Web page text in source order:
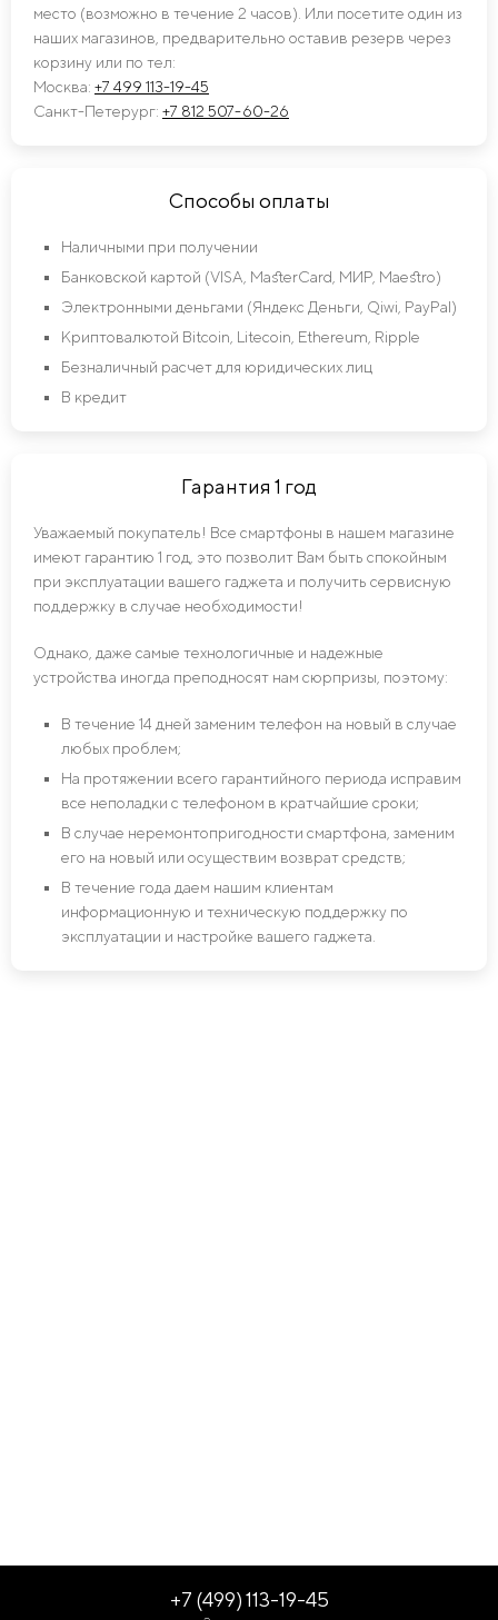
место (возможно в течение 2 часов). Или посетите один из
наших магазинов, предварительно оставив резерв через
корзину или по тел:
Москва: +7 499 113-19-45
Санкт-Петерург: +7 812 507-60-26
Способы оплаты
Наличными при получении
Банковской картой (VISA, MasterCard, МИР, Maestro)
Электронными деньгами (Яндекс Деньги, Qiwi, PayPal)
Криптовалютой Bitcoin, Litecoin, Ethereum, Ripple
Безналичный расчет для юридических лиц
В кредит
Гарантия 1 год
Уважаемый покупатель! Все смартфоны в нашем магазине
имеют гарантию 1 год, это позволит Вам быть спокойным
при эксплуатации вашего гаджета и получить сервисную
поддержку в случае необходимости!
Однако, даже самые технологичные и надежные
устройства иногда преподносят нам сюрпризы, поэтому:
В течение 14 дней заменим телефон на новый в случае
любых проблем;
На протяжении всего гарантийного периода исправим
все неполадки с телефоном в кратчайшие сроки;
В случае неремонтопригодности смартфона, заменим
его на новый или осуществим возврат средств;
В течение года даем нашим клиентам
информационную и техническую поддержку по
эксплуатации и настройке вашего гаджета.
+7 (499) 113-19-45